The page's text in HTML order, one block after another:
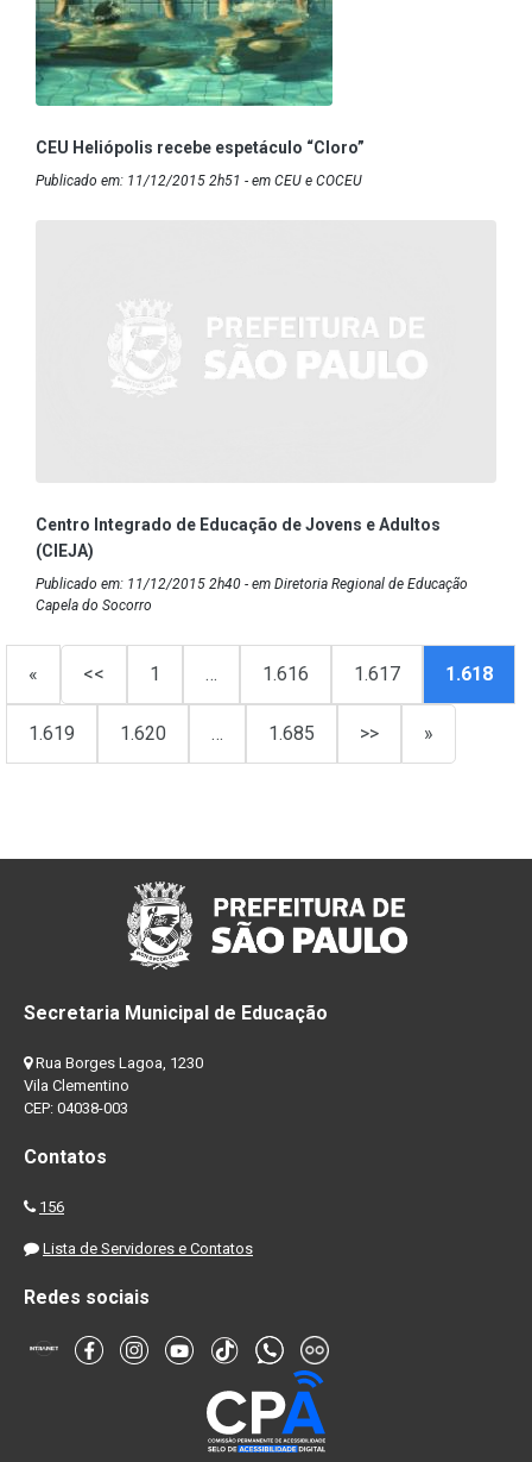
CEU Heliópolis recebe espetáculo “Cloro”
Publicado em: 11/12/2015 2h51 - em CEU e COCEU
Centro Integrado de Educação de Jovens e Adultos
(CIEJA)
Publicado em: 11/12/2015 2h40 - em Diretoria Regional de Educação
Capela do Socorro
« << 1 … 1.616 1.617 1.618
1.619 1.620 … 1.685 >> »
Secretaria Municipal de Educação
Rua Borges Lagoa, 1230
Vila Clementino
CEP: 04038-003
Contatos
156
Lista de Servidores e Contatos
Redes sociais